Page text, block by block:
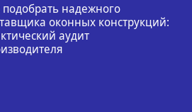
подобрать надежного
оконных конструкций:
аудит